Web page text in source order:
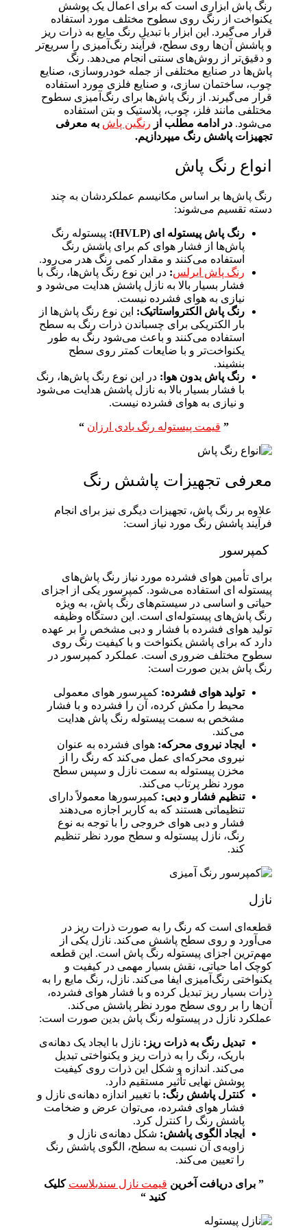
رنگ پاش ابزاری است که برای اعمال یک پوشش
یکنواخت از رنگ روی سطوح مختلف مورد استفاده
قرار می‌گیرد. این ابزار با تبدیل رنگ مایع به ذرات ریز
و پاشش آن‌ها روی سطح، فرآیند رنگ‌آمیزی را سریع‌تر
و دقیق‌تر از روش‌های سنتی انجام می‌دهد. رنگ
پاش‌ها در صنایع مختلفی از جمله خودروسازی، صنایع
چوب، ساختمان سازی، و صنایع فلزی مورد استفاده
قرار می‌گیرند. از رنگ پاش‌ها برای رنگ‌آمیزی سطوح
مختلفی مانند فلز، چوب، پلاستیک و بتن استفاده
می‌شود.در ادامه مطلب از رنگین پاش به معرفی
تجهیزات پاشش رنگ میپردازیم.
انواع رنگ پاش
رنگ پاش‌ها بر اساس مکانیسم عملکردشان به چند
دسته تقسیم می‌شوند:
رنگ پاش پیستوله ای (HVLP):
پیستوله رنگ
پاش‌ها از فشار هوای کم برای پاشش رنگ
استفاده می‌کنند و مقدار کمی رنگ هدر می‌رود.
رنگ پاش ایرلس: در این نوع رنگ پاش‌ها، رنگ با
فشار بسیار بالا به نازل پاشش هدایت می‌شود و
نیازی به هوای فشرده نیست.
رنگ پاش الکترواستاتیک: این نوع رنگ پاش‌ها از
بار الکتریکی برای چسباندن ذرات رنگ به سطح
استفاده می‌کنند و باعث می‌شود رنگ به طور
یکنواخت‌تر و با ضایعات کمتر روی سطح
بنشیند.
رنگ پاش بدون هوا: در این نوع رنگ پاش‌ها، رنگ
با فشار بسیار بالا به نازل پاشش هدایت می‌شود
و نیازی به هوای فشرده نیست.
” قیمت پیستوله رنگ بادی ارزان “
معرفی تجهیزات پاشش رنگ
علاوه بر رنگ پاش، تجهیزات دیگری نیز برای انجام
فرآیند پاشش رنگ مورد نیاز است:
کمپرسور
برای تأمین هوای فشرده مورد نیاز رنگ پاش‌های
پیستوله ای استفاده می‌شود. کمپرسور یکی از اجزای
حیاتی و اساسی در سیستم‌های رنگ پاش، به ویژه
رنگ پاش‌های پیستوله‌ای است. این دستگاه وظیفه
تولید هوای فشرده با فشار و دبی مشخص را بر عهده
دارد که برای پاشش یکنواخت و با کیفیت رنگ روی
سطوح مختلف ضروری است. عملکرد کمپرسور در
رنگ پاش بدین صورت است:
تولید هوای فشرده: کمپرسور هوای معمولی
محیط را مکش کرده، آن را فشرده و با فشار
مشخص به سمت پیستوله رنگ پاش هدایت
می‌کند.
ایجاد نیروی محرکه: هوای فشرده به عنوان
نیروی محرکه‌ای عمل می‌کند که رنگ را از
مخزن پیستوله به سمت نازل و سپس سطح
مورد نظر پرتاب می‌کند.
تنظیم فشار و دبی: کمپرسورها معمولاً دارای
تنظیماتی هستند که به کاربر اجازه می‌دهند
فشار و دبی هوای خروجی را با توجه به نوع
رنگ، نازل پیستوله و سطح مورد نظر تنظیم
کند.
نازل
قطعه‌ای است که رنگ را به صورت ذرات ریز در
می‌آورد و روی سطح پاشش می‌کند. نازل یکی از
مهم‌ترین اجزای پیستوله رنگ پاش است. این قطعه
کوچک اما حیاتی، نقش بسیار مهمی در کیفیت و
یکنواختی رنگ‌آمیزی ایفا می‌کند. نازل، رنگ مایع را به
ذرات بسیار ریز تبدیل کرده و با فشار هوای فشرده،
آن‌ها را بر روی سطح مورد نظر پاشش می‌کند.
عملکرد نازل در پیستوله رنگ پاش بدین صورت است:
تبدیل رنگ به ذرات ریز: نازل با ایجاد یک دهانه‌ی
باریک، رنگ را به ذرات ریز و یکنواختی تبدیل
می‌کند. اندازه و شکل این ذرات روی کیفیت
پوشش نهایی تأثیر مستقیم دارد.
کنترل پاشش رنگ: با تغییر اندازه دهانه‌ی نازل و
فشار هوای فشرده، می‌توان عرض و ضخامت
پاشش رنگ را کنترل کرد.
ایجاد الگوی پاشش: شکل دهانه‌ی نازل و
زاویه‌ی آن نسبت به سطح، الگوی پاشش رنگ
را تعیین می‌کند.
” برای دریافت آخرین قیمت نازل سندبلاست کلیک
کنید “